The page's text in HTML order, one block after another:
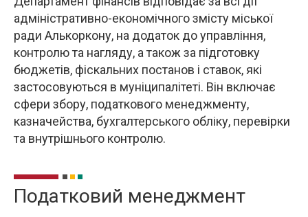
Опис
адміністративно-економічного змісту міської
ради Алькоркону, на додаток до управління,
контролю та нагляду, а також за підготовку
бюджетів, фіскальних постанов і ставок, які
застосовуються в муніципалітеті. Він включає
сфери збору, податкового менеджменту,
казначейства, бухгалтерського обліку, перевірки
та внутрішнього контролю.
Податковий менеджмент